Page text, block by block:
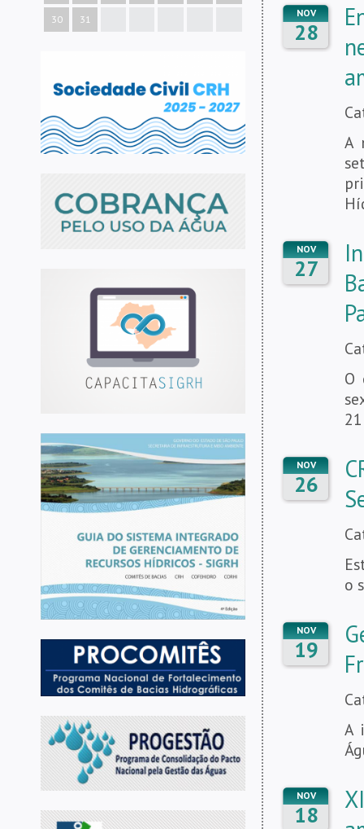
30 31
NOV
28
A
NOV
27
O
NOV
26
o
NOV
19
A
NOV
18